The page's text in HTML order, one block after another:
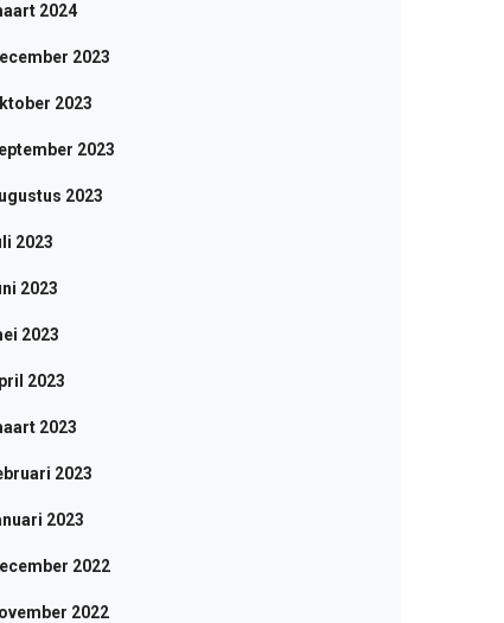
2024
2023
2023
2023
2023
2023
2023
2023
2023
2023
2023
2023
2022
2022